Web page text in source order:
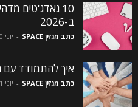
10 גאדג'טים
ב-2026
כתב מגזין SPACE - יוני 30, 2026
איך להתמודד עם
כתב מגזין SPACE - יוני 21, 2026